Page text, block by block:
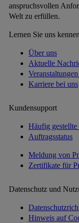
anspruchsvollen
Welt zu erfüllen.
Lernen Sie uns kennen
Über uns
Aktuelle
Karriere bei uns
Kundensupport
Häufig gestellte
Auftragsstatus
Meldung von
Zertifikate für
Datenschutz und
Hinweis auf